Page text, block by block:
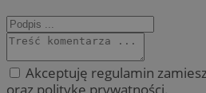
Akceptuję regulamin